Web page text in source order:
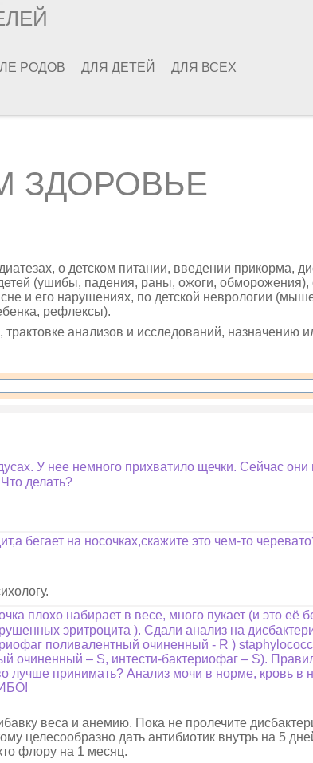
РОДОВ ДЛЯ ДЕТЕЙ ДЛЯ ВСЕХ
ЗДОРОВЬЕ
о детском питании, введении прикорма,
(ушибы, падения, раны, ожоги, обморожения),
и его нарушениях, по детской неврологии
рефлексы).
анализов и исследований, назначению
У нее немного прихватило щечки. Сейчас они
делать?
бегает на носочках,скажите это чем-то
набирает в весе, много пукает (и это её
эритроцита ). Сдали анализ на
поливалентный очиненный - R )
очиненный – S, интести-бактериофаг – S).
лучше принимать? Анализ мочи в норме, кровь в
веса и анемию. Пока не пролечите
целесообразно дать антибиотик внутрь на 5
флору на 1 месяц.